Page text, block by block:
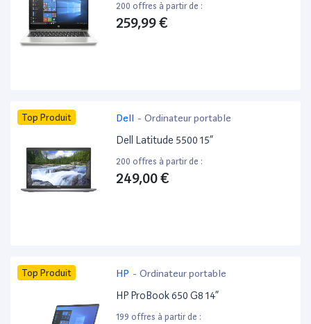
200 offres à partir de :
259,99 €
Top Produit Dell - Ordinateur portable
Dell Latitude 5500 15”
200 offres à partir de :
249,00 €
Top Produit HP - Ordinateur portable
HP ProBook 650 G8 14”
199 offres à partir de :